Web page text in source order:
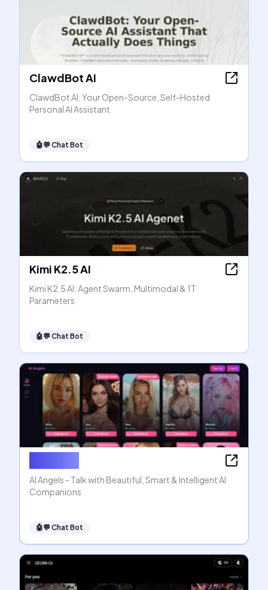
ClawdBot AI
ClawdBot AI: Your Open-Source, Self-Hosted
Personal AI Assistant
🤖💬 Chat Bot
Kimi K2.5 AI
Kimi K2.5 AI: Agent Swarm, Multimodal & 1T
Parameters
🤖💬 Chat Bot
AI Angels - Talk with Beautiful, Smart & Intelligent AI
Companions
🤖💬 Chat Bot